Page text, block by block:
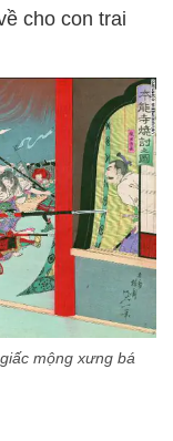
cho con trai
mộng xưng bá